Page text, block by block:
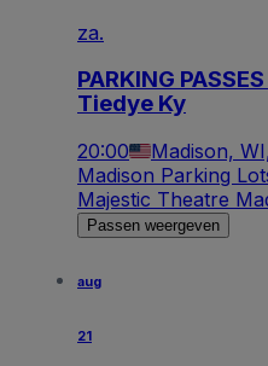
za.
PARKING
Tiedye Ky
20:00 Madison,
Madison Parking
Majestic Theatre
Passen weergeven
aug
21